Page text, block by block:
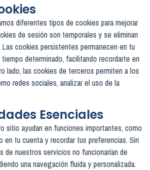
diferentes tipos de cookies para mejorar
de sesión son temporales y se eliminan
Las cookies persistentes permanecen en tu
determinado, facilitando recordarte en
lado, las cookies de terceros permiten a los
redes sociales, analizar el uso de la
Esenciales
sitio ayudan en funciones importantes, como
en tu cuenta y recordar tus preferencias. Sin
de nuestros servicios no funcionarían de
una navegación fluida y personalizada.